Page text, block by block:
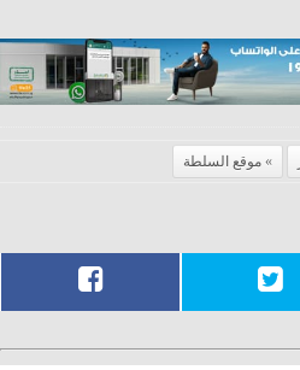
موقع السلطة